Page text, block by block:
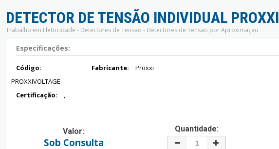
DETECTOR DE TENSÃO INDIVIDUAL PROXXI
Trabalho em Eletricidade - Detectores de Tensão - Detectores de Tensão por Aproximação
Especificações:
Código:
PROXXIVOLTAGE
Fabricante: Proxxi
Certificação: ,
Valor:
Sob Consulta
Quantidade: